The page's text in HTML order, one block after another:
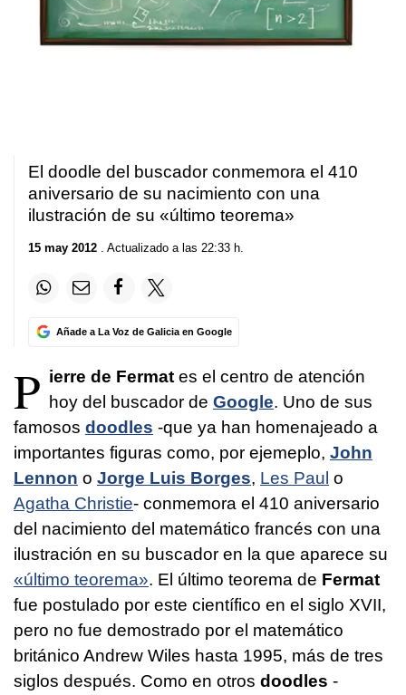
El doodle del buscador conmemora el 410
aniversario de su nacimiento con una
ilustración de su «último teorema»
15 may 2012 . Actualizado a las 22:33 h.
Añade a La Voz de Galicia en Google
P ierre de Fermat es el centro de atención
hoy del buscador de Google. Uno de sus
famosos doodles -que ya han homenajeado a
importantes figuras como, por ejemeplo, John
Lennon o Jorge Luis Borges, Les Paul o
Agatha Christie- conmemora el 410 aniversario
del nacimiento del matemático francés con una
ilustración en su buscador en la que aparece su
«último teorema». El último teorema de Fermat
fue postulado por este científico en el siglo XVII,
pero no fue demostrado por el matemático
británico Andrew Wiles hasta 1995, más de tres
siglos después. Como en otros doodles -